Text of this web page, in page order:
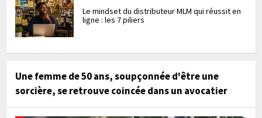
Le mindset du distributeur MLM qui réussit en
ligne : les 7 piliers
Une femme de 50 ans, soupçonnée d'être une
sorcière, se retrouve coincée dans un avocatier